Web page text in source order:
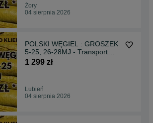
Żory
04 sierpnia 2026
POLSKI WĘGIEL : GROSZEK
5-25, 26-28MJ - Transport
Gratis !
1 299 zł
Lubień
04 sierpnia 2026